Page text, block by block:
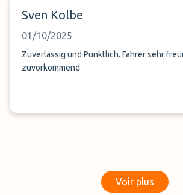
Sven Kolbe
01/10/2025
Zuverlässig und Pünktlich. Fahrer sehr
zuvorkommend
Voir plus